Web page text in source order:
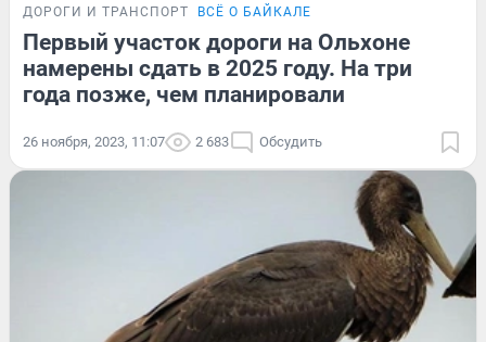
ДОРОГИ И ТРАНСПОРТ ВСЁ О БАЙКАЛЕ
Первый участок дороги на Ольхоне
намерены сдать в 2025 году. На три
года позже, чем планировали
26 ноября, 2023, 11:07 2 683 Обсудить